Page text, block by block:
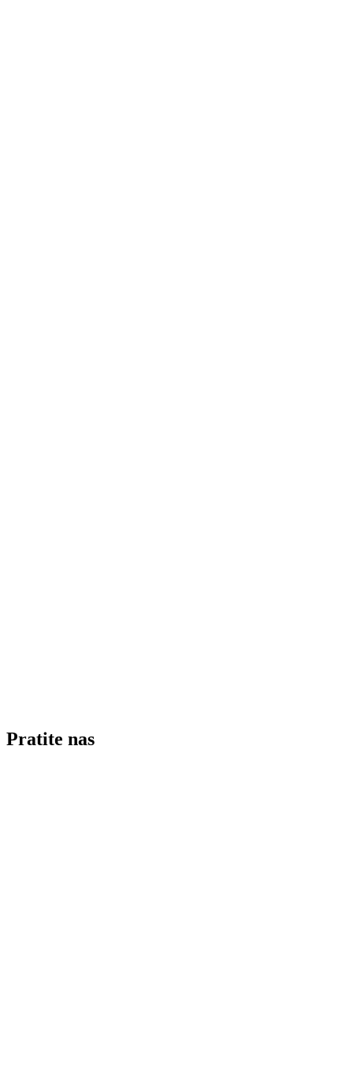
Pratite nas